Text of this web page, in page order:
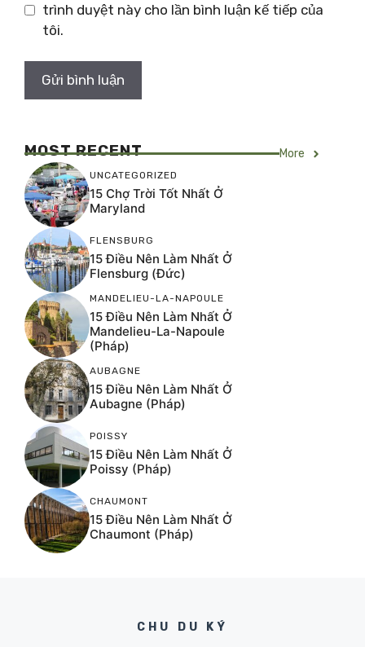
trình duyệt này cho lần bình luận kế tiếp của
tôi.
MOST RECENT More
UNCATEGORIZED
15 Chợ Trời Tốt Nhất Ở
Maryland
FLENSBURG
15 Điều Nên Làm Nhất Ở
Flensburg (Đức)
MANDELIEU-LA-NAPOULE
15 Điều Nên Làm Nhất Ở
Mandelieu-La-Napoule
(Pháp)
AUBAGNE
15 Điều Nên Làm Nhất Ở
Aubagne (Pháp)
POISSY
15 Điều Nên Làm Nhất Ở
Poissy (Pháp)
CHAUMONT
15 Điều Nên Làm Nhất Ở
Chaumont (Pháp)
CHU DU KÝ